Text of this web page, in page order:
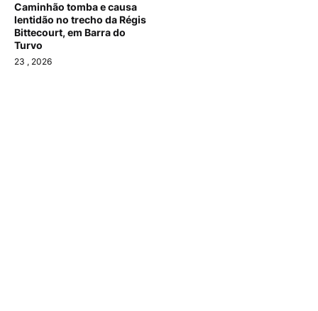
Caminhão tomba e causa
lentidão no trecho da Régis
Bittecourt, em Barra do
Turvo
23 , 2026